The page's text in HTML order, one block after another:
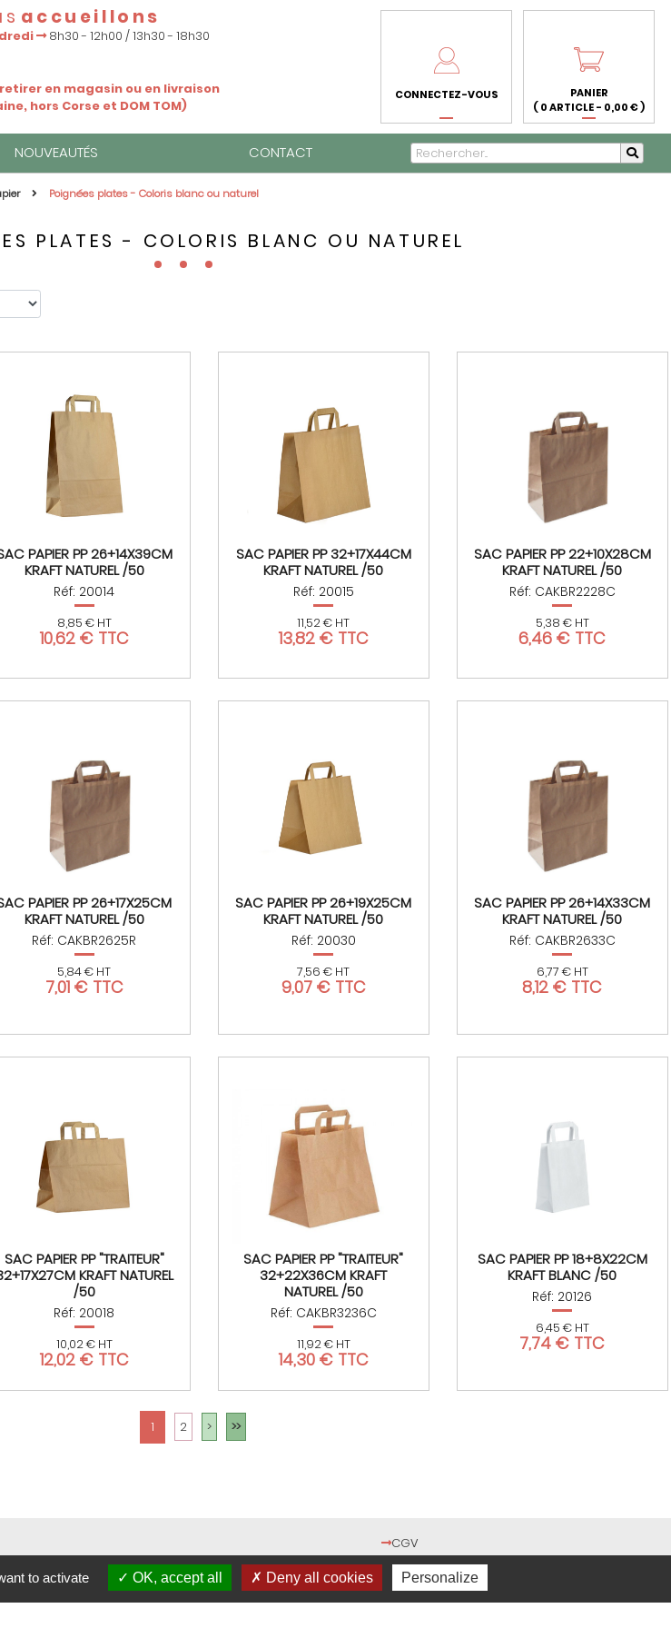
accueillons
8h30 - 12h00 / 13h30 - 18h30
en magasin ou en livraison
hors Corse et DOM TOM)
CONNECTEZ-VOUS
PANIER
( 0 ARTICLE - 0,00 € )
NOUVEAUTÉS CONTACT
Poignées plates - Coloris blanc ou naturel
PLATES - COLORIS BLANC OU NATUREL
PAPIER PP 26+14X39CM
KRAFT NATUREL /50
Réf: 20014
8,85 € HT
10,62 € TTC
SAC PAPIER PP 32+17X44CM
KRAFT NATUREL /50
Réf: 20015
11,52 € HT
13,82 € TTC
SAC PAPIER PP 22+10X28CM
KRAFT NATUREL /50
Réf: CAKBR2228C
5,38 € HT
6,46 € TTC
PAPIER PP 26+17X25CM
KRAFT NATUREL /50
Réf: CAKBR2625R
5,84 € HT
7,01 € TTC
SAC PAPIER PP 26+19X25CM
KRAFT NATUREL /50
Réf: 20030
7,56 € HT
9,07 € TTC
SAC PAPIER PP 26+14X33CM
KRAFT NATUREL /50
Réf: CAKBR2633C
6,77 € HT
8,12 € TTC
SAC PAPIER PP "TRAITEUR"
KRAFT NATUREL
/50
Réf: 20018
10,02 € HT
12,02 € TTC
SAC PAPIER PP "TRAITEUR"
32+22X36CM KRAFT
NATUREL /50
Réf: CAKBR3236C
11,92 € HT
14,30 € TTC
SAC PAPIER PP 18+8X22CM
KRAFT BLANC /50
Réf: 20126
6,45 € HT
7,74 € TTC
1 2 > >>
CGV
Mentions légales
Cookies
Réalisation Trade&Art
to activate OK, accept all Deny all cookies Personalize